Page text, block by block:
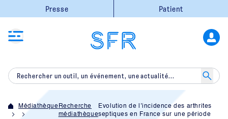
Presse Patient
Médiathèque Recherche
médiathèque
Evolution de l’incidence des arthrites
septiques en France sur une période